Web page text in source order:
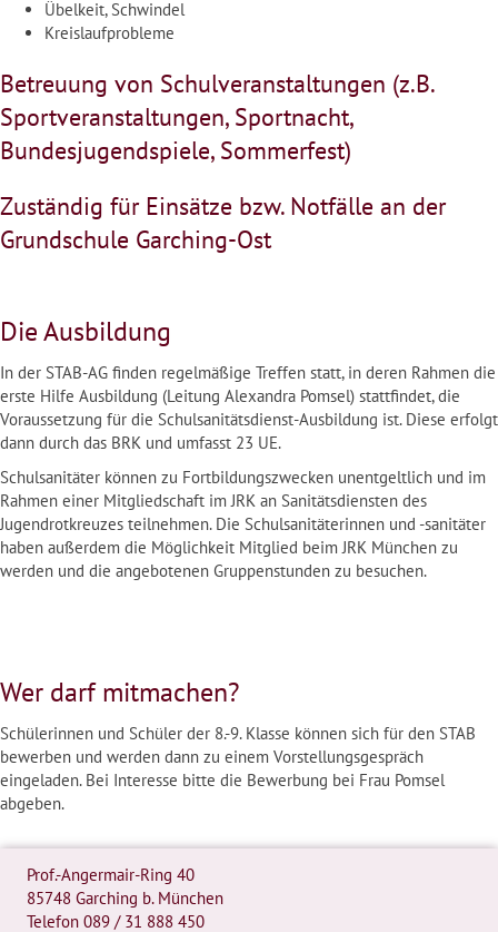
Übelkeit, Schwindel
Kreislaufprobleme
Betreuung von Schulveranstaltungen (z.B.
Sportveranstaltungen, Sportnacht,
Bundesjugendspiele, Sommerfest)
Zuständig für Einsätze bzw. Notfälle an der
Grundschule Garching-Ost
Die Ausbildung
In der STAB-AG finden regelmäßige Treffen statt, in deren Rahmen die
erste Hilfe Ausbildung (Leitung Alexandra Pomsel) stattfindet, die
Voraussetzung für die Schulsanitätsdienst-Ausbildung ist. Diese erfolgt
dann durch das BRK und umfasst 23 UE.
Schulsanitäter können zu Fortbildungszwecken unentgeltlich und im
Rahmen einer Mitgliedschaft im JRK an Sanitätsdiensten des
Jugendrotkreuzes teilnehmen. Die Schulsanitäterinnen und -sanitäter
haben außerdem die Möglichkeit Mitglied beim JRK München zu
werden und die angebotenen Gruppenstunden zu besuchen.
Wer darf mitmachen?
Schülerinnen und Schüler der 8.-9. Klasse können sich für den STAB
bewerben und werden dann zu einem Vorstellungsgespräch
eingeladen. Bei Interesse bitte die Bewerbung bei Frau Pomsel
abgeben.
Prof.-Angermair-Ring 40
85748 Garching b. München
Telefon 089 / 31 888 450